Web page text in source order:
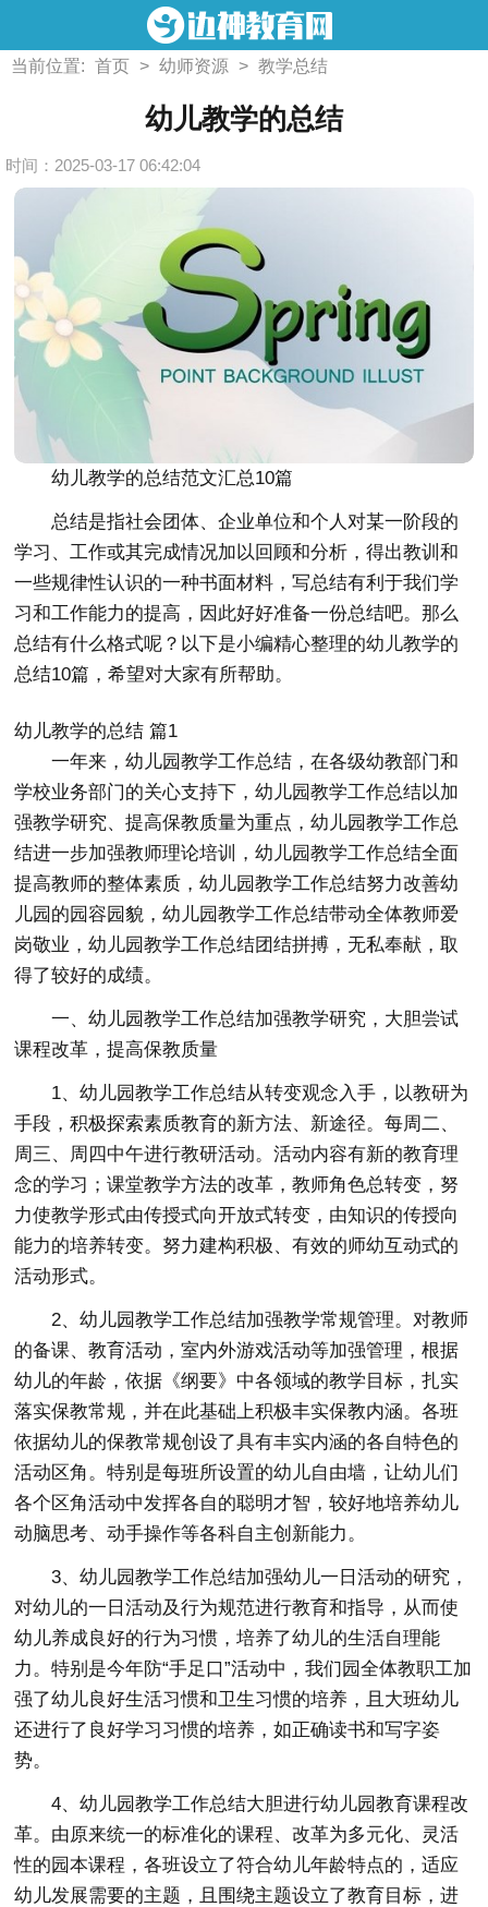
当前位置: 首页 > 幼师资源 > 教学总结
幼儿教学的总结
时间：2025-03-17 06:42:04
幼儿教学的总结范文汇总10篇
总结是指社会团体、企业单位和个人对某一阶段的
学习、工作或其完成情况加以回顾和分析，得出教训和
一些规律性认识的一种书面材料，写总结有利于我们学
习和工作能力的提高，因此好好准备一份总结吧。那么
总结有什么格式呢？以下是小编精心整理的幼儿教学的
总结10篇，希望对大家有所帮助。
幼儿教学的总结 篇1
一年来，幼儿园教学工作总结，在各级幼教部门和
学校业务部门的关心支持下，幼儿园教学工作总结以加
强教学研究、提高保教质量为重点，幼儿园教学工作总
结进一步加强教师理论培训，幼儿园教学工作总结全面
提高教师的整体素质，幼儿园教学工作总结努力改善幼
儿园的园容园貌，幼儿园教学工作总结带动全体教师爱
岗敬业，幼儿园教学工作总结团结拼搏，无私奉献，取
得了较好的成绩。
一、幼儿园教学工作总结加强教学研究，大胆尝试
课程改革，提高保教质量
1、幼儿园教学工作总结从转变观念入手，以教研为
手段，积极探索素质教育的新方法、新途径。每周二、
周三、周四中午进行教研活动。活动内容有新的教育理
念的学习；课堂教学方法的改革，教师角色总转变，努
力使教学形式由传授式向开放式转变，由知识的传授向
能力的培养转变。努力建构积极、有效的师幼互动式的
活动形式。
2、幼儿园教学工作总结加强教学常规管理。对教师
的备课、教育活动，室内外游戏活动等加强管理，根据
幼儿的年龄，依据《纲要》中各领域的教学目标，扎实
落实保教常规，并在此基础上积极丰实保教内涵。各班
依据幼儿的保教常规创设了具有丰实内涵的各自特色的
活动区角。特别是每班所设置的幼儿自由墙，让幼儿们
各个区角活动中发挥各自的聪明才智，较好地培养幼儿
动脑思考、动手操作等各科自主创新能力。
3、幼儿园教学工作总结加强幼儿一日活动的研究，
对幼儿的一日活动及行为规范进行教育和指导，从而使
幼儿养成良好的行为习惯，培养了幼儿的生活自理能
力。特别是今年防“手足口”活动中，我们园全体教职工加
强了幼儿良好生活习惯和卫生习惯的培养，且大班幼儿
还进行了良好学习习惯的培养，如正确读书和写字姿
势。
4、幼儿园教学工作总结大胆进行幼儿园教育课程改
革。由原来统一的标准化的课程、改革为多元化、灵活
性的园本课程，各班设立了符合幼儿年龄特点的，适应
幼儿发展需要的主题，且围绕主题设立了教育目标，进